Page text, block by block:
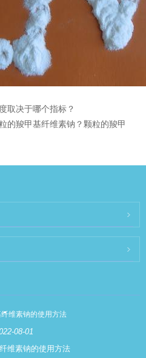
取决于哪个指标？
的羧甲基纤维素钠？颗粒的羧甲
维素钠的使用方法
08-01
维素钠的使用方法